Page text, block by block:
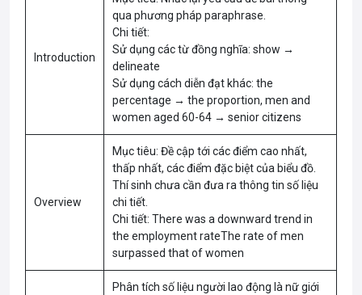
Introduction
qua phương pháp paraphrase.
Chi tiết:
Sử dụng các từ đồng nghĩa: show →
delineate
Sử dụng cách diễn đạt khác: the
percentage → the proportion, men and
women aged 60-64 → senior citizens
Overview
Mục tiêu: Đề cập tới các điểm cao nhất,
thấp nhất, các điểm đặc biệt của biểu đồ.
Thí sinh chưa cần đưa ra thông tin số liệu
chi tiết.
Chi tiết: There was a downward trend in
the employment rateThe rate of men
surpassed that of women
Phân tích số liệu người lao động là nữ giới